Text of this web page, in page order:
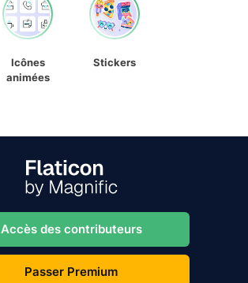
Icônes
animées
Stickers
Accès des contributeurs
Passer Premium